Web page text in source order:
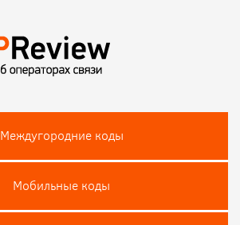
Междугородние коды
Мобильные коды